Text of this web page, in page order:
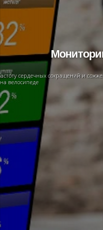
сердечных сокращений и
велосипеде